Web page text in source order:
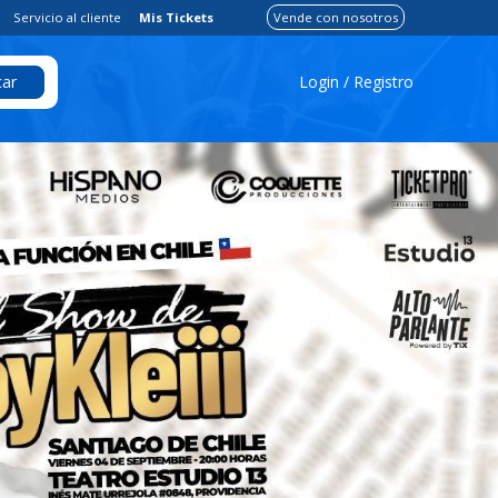
Servicio al cliente Mis Tickets Vende con nosotros
Login / Registro